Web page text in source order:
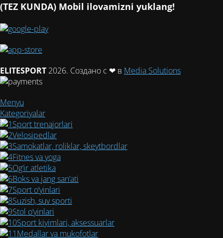
(TEZ KUNDA) Mobil ilovamizni yuklang!
ELITESPORT 2026. Создано с ❤ в Media Solutions
Menyu
Kategoriyalar
Sport trenajorlari
Velosipedlar
Samokatlar, roliklar, skeytbordlar
Fitnes va yoga
Og‘ir atletika
Boks va jang san’ati
Sport o‘yinlari
Suzish, suv sporti
Stol o‘yinlari
Sport kiyimlari, aksessuarlar
Medallar va mukofotlar